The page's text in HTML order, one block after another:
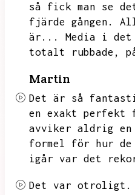
så fick man se
fjärde gången.
är...
Media i
totalt rubbade,
Martin
Det är så
en exakt perfekt
avviker aldrig
formel för hur
igår var det
Det var otroligt.